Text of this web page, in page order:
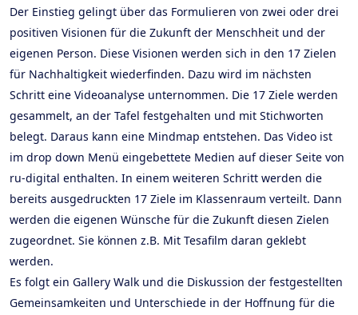
Der Einstieg gelingt über das Formulieren von zwei oder drei
positiven Visionen für die Zukunft der Menschheit und der
eigenen Person. Diese Visionen werden sich in den 17 Zielen
für Nachhaltigkeit wiederfinden. Dazu wird im nächsten
Schritt eine Videoanalyse unternommen. Die 17 Ziele werden
gesammelt, an der Tafel festgehalten und mit Stichworten
belegt. Daraus kann eine Mindmap entstehen. Das Video ist
im drop down Menü eingebettete Medien auf dieser Seite von
ru-digital enthalten. In einem weiteren Schritt werden die
bereits ausgedruckten 17 Ziele im Klassenraum verteilt. Dann
werden die eigenen Wünsche für die Zukunft diesen Zielen
zugeordnet. Sie können z.B. Mit Tesafilm daran geklebt
werden.
Es folgt ein Gallery Walk und die Diskussion der festgestellten
Gemeinsamkeiten und Unterschiede in der Hoffnung für die